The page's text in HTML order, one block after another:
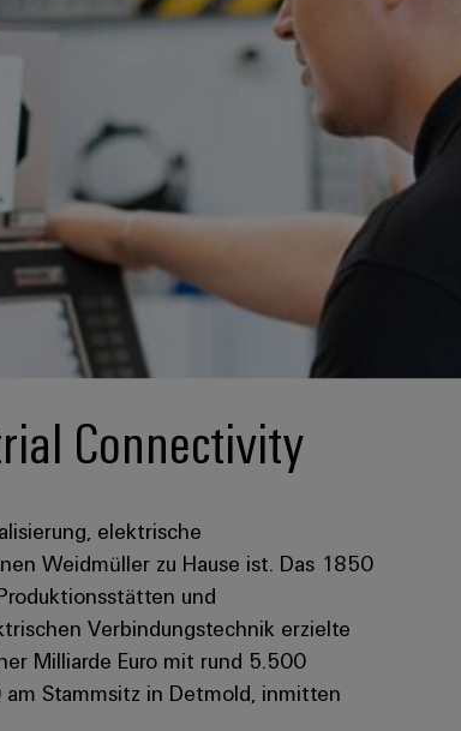
Connectivity
elektrische
Weidmüller zu Hause ist. Das 1850
und
Verbindungstechnik erzielte
Milliarde Euro mit rund 5.500
Stammsitz in Detmold, inmitten